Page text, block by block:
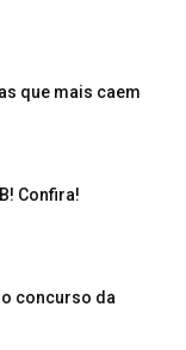
que mais caem
Confira!
concurso da